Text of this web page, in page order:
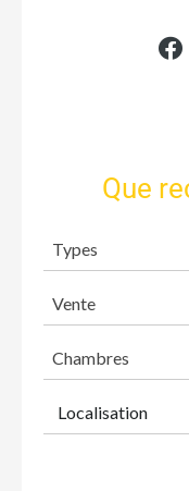
Que
Types
Vente
Chambres
Localisation